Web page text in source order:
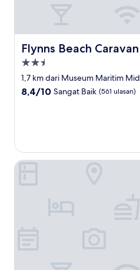
Flynns Beach
Flynns Beach Caravan Park
Properti
bintang
2.5
1,7 km dari Museum Maritim
8.4
ulasan)
8,4/10 Sangat Baik (561 ulasan)
ibis Styles Port Macquarie